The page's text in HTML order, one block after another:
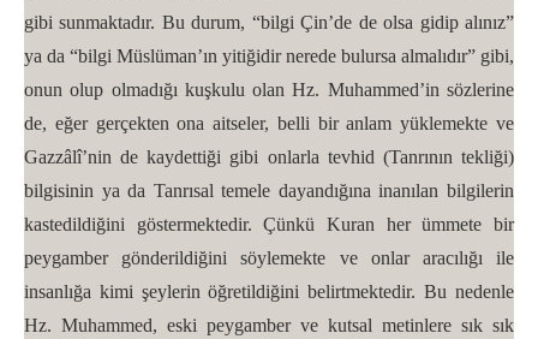
gibi sunmaktadır. Bu durum, “bilgi Çin’de de olsa gidip alınız”
ya da “bilgi Müslüman’ın yitiğidir nerede bulursa almalıdır” gibi,
onun olup olmadığı kuşkulu olan Hz. Muhammed’in sözlerine
de, eğer gerçekten ona aitseler, belli bir anlam yüklemekte ve
Gazzâlî’nin de kaydettiği gibi onlarla tevhid (Tanrının tekliği)
bilgisinin ya da Tanrısal temele dayandığına inanılan bilgilerin
kastedildiğini göstermektedir. Çünkü Kuran her ümmete bir
peygamber gönderildiğini söylemekte ve onlar aracılığı ile
insanlığa kimi şeylerin öğretildiğini belirtmektedir. Bu nedenle
Hz. Muhammed, eski peygamber ve kutsal metinlere sık sık